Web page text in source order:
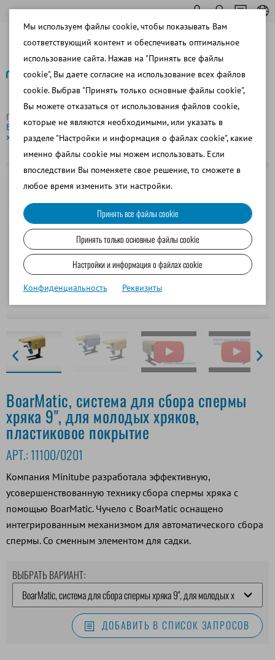
Главная страница Свиноводство
BoarMatic, система для сбора спермы хряка 9", для молодых
хряков, пластиковое покрытие
Назад
BoarMatic, система для сбора спермы
хряка 9", для молодых хряков,
пластиковое покрытие
АРТ.: 11100/0201
Компания Minitube разработала эффективную,
усовершенствованную технику сбора спермы хряка с
помощью BoarMatic. Чучело с BoarMatic оснащено
интегрированным механизмом для автоматического сбора
спермы. Со сменным элементом для садки.
ВЫБРАТЬ ВАРИАНТ:
ДОБАВИТЬ В СПИСОК ЗАПРОСОВ
Мы используем файлы cookie, чтобы показывать Вам
соответствующий контент и обеспечивать оптимальное
использование сайта. Нажав на "Принять все файлы
cookie", Вы даете согласие на использование всех файлов
cookie. Выбрав "Принять только основные файлы cookie",
Вы можете отказаться от использования файлов cookie,
которые не являются необходимыми, или указать в
разделе "Настройки и информация о файлах cookie", какие
именно файлы cookie мы можем использовать. Если
впоследствии Вы поменяете свое решение, то сможете в
любое время изменить эти настройки.
Принять все файлы cookie
Принять только основные файлы cookie
Настройки и информация о файлах cookie
Конфиденциальность Реквизиты